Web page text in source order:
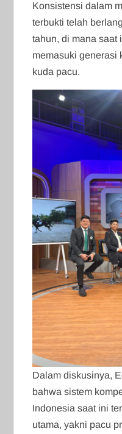
Konsistensi dalam
terbukti telah
tahun, di mana saat
memasuki generasi
kuda pacu.
Dalam diskusinya,
bahwa sistem
Indonesia saat ini
utama, yakni pacu